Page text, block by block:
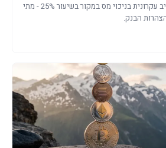
כל תשלום לתושב חוץ חייב עקרונית בניכוי מס במקור בשיעור 25% - מתי